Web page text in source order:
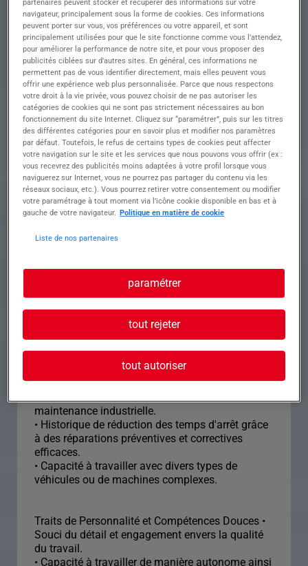
les pannes et dysfonctionnements sur les
équipements.
• Réaliser les réparations nécessaires et procéder
à l'entretien préventif des machines pour éviter
tout arrêt de production.
• Collaborer étroitement avec les autres membres
de l'équipe technique pour optimiser les
processus de maintenance.
• Tenir à jour les registres de maintenance et
préparer des rapports détaillés après chaque
intervention.
• Participer à l'amélioration continue des
procédures de maintenance et proposer des
solutions innovantes pour accroître l'efficacité
opérationnelle.
Profil recherché
Profil Recherché : Mécanicien Nous recherchons
compréhension des systèmes mécaniques et une
passion pour la résolution de problèmes
compétences et attributs suivants :
Expérience et Réalisations • Expérience réussie
dans un atelier ou un environnement de
maintenance industrielle.
• Historique de réduction des temps d'arrêt grâce
à des réparations préventives et correctives
efficaces.
• Capacité à travailler avec divers types de
véhicules ou de machines complexes.
Traits de Personnalité et Compétences Douces •
Souci du détail et engagement envers la qualité
du travail.
• Capacité à travailler de manière autonome ainsi
partenaires peuvent stocker et récupérer des informations sur votre
navigateur, principalement sous la forme de cookies. Ces informations
peuvent porter sur vous, vos préférences ou votre appareil, et sont
principalement utilisées pour que le site fonctionne comme vous l’attendez,
pour améliorer la performance de notre site, et pour vous proposer des
publicités ciblées sur d’autres sites. En général, ces informations ne
permettent pas de vous identifier directement, mais elles peuvent vous
offrir une expérience web plus personnalisée. Parce que nous respectons
votre droit à la vie privée, vous pouvez choisir de ne pas autoriser les
catégories de cookies qui ne sont pas strictement nécessaires au bon
fonctionnement du site Internet. Cliquez sur “paramétrer”, puis sur les titres
des différentes catégories pour en savoir plus et modifier nos paramètres
par défaut. Toutefois, le refus de certains types de cookies peut affecter
votre navigation sur le site et les services que nous pouvons vous offrir (ex :
vous recevrez des publicités moins adaptées à votre profil lorsque vous
naviguerez sur Internet, vous ne pourrez pas partager du contenu via les
réseaux sociaux, etc.). Vous pourrez retirer votre consentement ou modifier
votre paramétrage à tout moment via l’icône cookie disponible en bas et à
gauche de votre navigateur. Politique en matière de cookie
Liste de nos partenaires
paramétrer
tout rejeter
tout autoriser